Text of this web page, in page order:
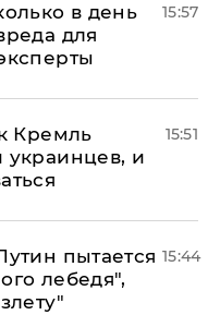
в день
для
15:57
Кремль
украинцев, и
15:51
пытается
лебедя",
15:44